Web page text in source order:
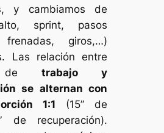
, y cambiamos de
sprint, pasos
frenadas, giros,…)
Las relación entre
de trabajo y
se alternan con
1:1 (15” de
de recuperación).